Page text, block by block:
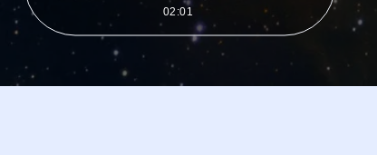
02:01